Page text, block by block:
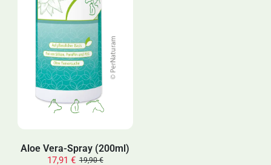
Aloe Vera-Spray (200ml)
19,90 €
17,91 €